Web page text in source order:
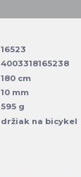
16523
4003318165238
180 cm
10 mm
595 g
držiak na bicykel